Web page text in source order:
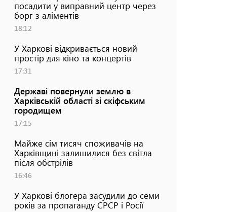
посадити у виправний центр через
борг з аліментів
18:12
У Харкові відкривається новий
простір для кіно та концертів
17:31
Державі повернули землю в
Харківській області зі скіфським
городищем
17:15
Майже сім тисяч споживачів на
Харківщині залишилися без світла
після обстрілів
16:46
У Харкові блогера засудили до семи
років за пропаганду СРСР і Росії